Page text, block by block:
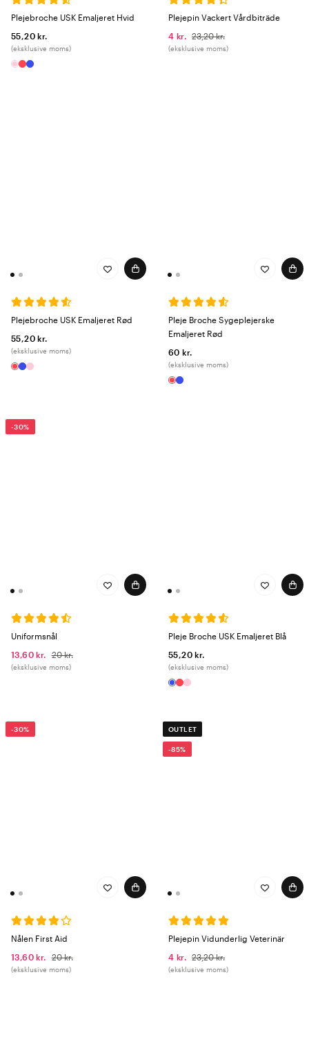
Plejebroche USK Emaljeret Hvid
55,20 kr.
(eksklusive moms)
Plejepin Vackert Vårdbiträde
4 kr. 23,20 kr.
(eksklusive moms)
Plejebroche USK Emaljeret Rød
55,20 kr.
(eksklusive moms)
Pleje Broche Sygeplejerske
Emaljeret Rød
60 kr.
(eksklusive moms)
-30%
Uniformsnål
13,60 kr.
20 kr.
(eksklusive moms)
Pleje Broche USK Emaljeret Blå
55,20 kr.
(eksklusive moms)
-30%
Nålen First Aid
13,60 kr.
20 kr.
(eksklusive moms)
OUTLET
-85%
Plejepin Vidunderlig Veterinär
4 kr. 23,20 kr.
(eksklusive moms)